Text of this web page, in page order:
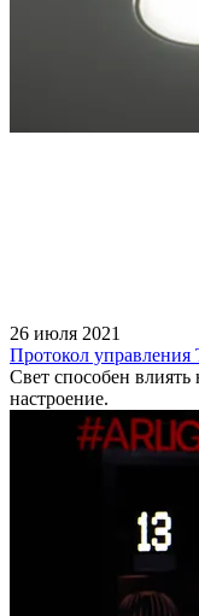
26 июля 2021
Протокол
Свет способен влиять
настроение.